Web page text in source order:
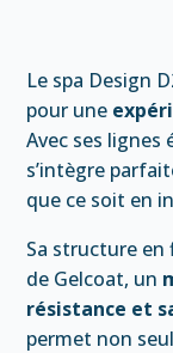
Le spa Design
pour une
Avec ses lignes
s’intègre
que ce soit en
Sa structure en
de Gelcoat, un
résistance et
permet non